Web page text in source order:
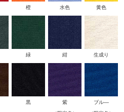
橙 水色 黄色
緑 紺 生成り
黒
紫
ブル―